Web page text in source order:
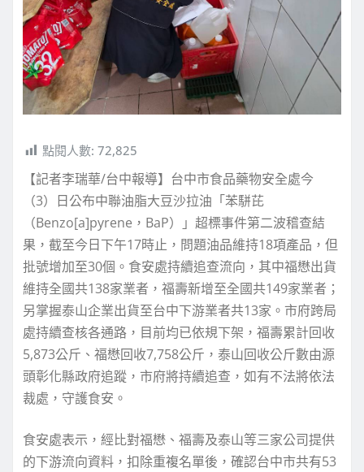
點閱人數: 72,825
【記者李瑞華/台中報導】台中市食品藥物安全處今
（3）日公布中聯油脂大豆沙拉油「苯駢芘
（Benzo[a]pyrene，BaP）」超標事件第二波稽查結
果，截至今日下午17時止，問題油品維持18項產品，但
批號增加至30個。食安處持續追查流向，其中福懋出貨
維持全國共138家業者，福壽新增至全國共149家業者；
另掌握泰山企業出貨至台中下游業者共13家。市府跨局
處持續查核各通路，目前均已依規下架，福壽累計回收
5,873公斤、福懋回收7,758公斤，泰山回收公斤數由源
頭彰化縣政府追蹤，市府將持續追查，如有不法將依法
裁處，守護食安。
食安處表示，經比對福懋、福壽及泰山等三家公司提供
的下游流向資料，扣除重複名單後，確認台中市共有53